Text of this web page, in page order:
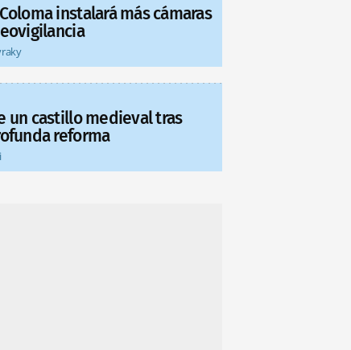
instalará más cámaras
un castillo medieval tras
reforma